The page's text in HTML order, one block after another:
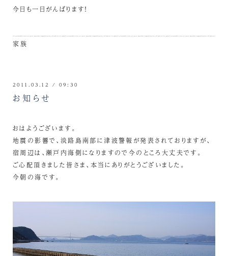
今日も一日がんばります！
家族
2011.03.12 / 09:30
お知らせ
おはようございます。
地震の影響で、淡路島南部に津波警報が発表されておりますが、
宿周辺は、瀬戸内海側になりますので今のところ大丈夫です。
ご心配頂きました皆さま、本当にありがとうございました。
今朝の海です。